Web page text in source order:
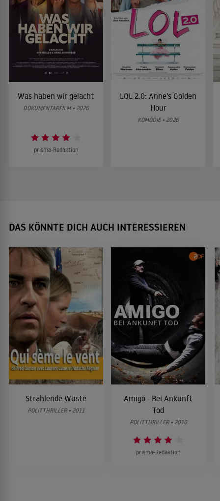
Was haben wir gelacht
DOKUMENTARFILM • 2026
prisma-Redaktion
LOL 2.0: Anne’s Golden
Hour
KOMÖDIE • 2026
DAS KÖNNTE DICH AUCH INTERESSIEREN
Strahlende Wüste
POLITTHRILLER • 2011
Amigo - Bei Ankunft
Tod
POLITTHRILLER • 2010
prisma-Redaktion